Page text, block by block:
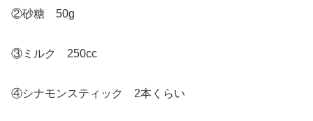
②砂糖 50g
③ミルク 250cc
④シナモンスティック 2本くらい